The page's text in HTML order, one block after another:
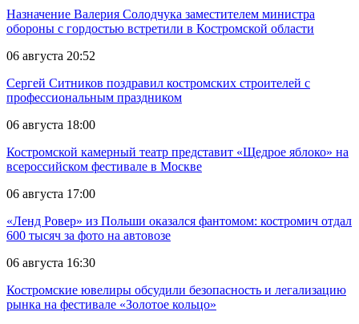
Назначение Валерия Солодчука заместителем министра
обороны с гордостью встретили в Костромской области
06 августа 20:52
Сергей Ситников поздравил костромских строителей с
профессиональным праздником
06 августа 18:00
Костромской камерный театр представит «Щедрое яблоко» на
всероссийском фестивале в Москве
06 августа 17:00
«Ленд Ровер» из Польши оказался фантомом: костромич отдал
600 тысяч за фото на автовозе
06 августа 16:30
Костромские ювелиры обсудили безопасность и легализацию
рынка на фестивале «Золотое кольцо»